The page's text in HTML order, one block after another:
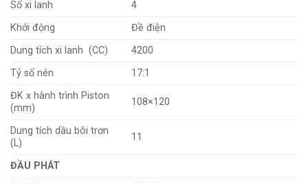
Số xi lanh
4
Khởi động
Đề điện
Dung tích xi lanh (CC)
4200
Tỷ số nén
17:1
ĐK x hành trình Piston
(mm)
108×120
Dung tích dầu bôi trơn
(L)
11
ĐẦU PHÁT